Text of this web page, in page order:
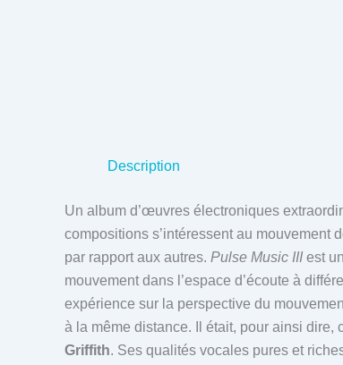
Description
Un album d’œuvres électroniques
compositions s’intéressent au mouvement
par rapport aux autres. Pulse Music III est
mouvement dans l’espace d’écoute à
expérience sur la perspective du
à la même distance. Il était, pour ainsi dire,
Griffith. Ses qualités vocales pures et